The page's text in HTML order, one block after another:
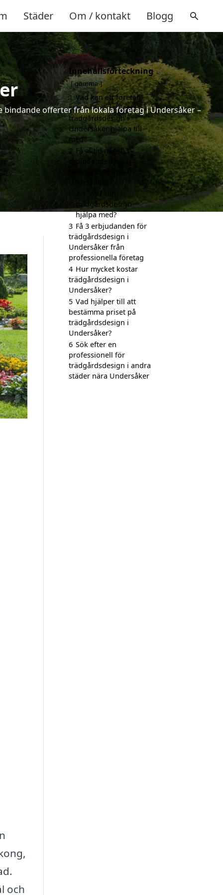
Städer Om / kontakt Blogg
offerter från lokala företag i Undersåker –
och
Innehållsförteckning
gömma
1 Vad kan ett företag
som är specialiserat på
trädgårdsdesign i
Undersåker hjälpa till
med?
2 Få alltid minst 3
erbjudanden för
Vad kan
trädgårdsdesign
hjälpa med?
3 Få 3 erbjudanden för
trädgårdsdesign i
Undersåker från
professionella företag
4 Hur mycket kostar
trädgårdsdesign i
Undersåker?
5 Vad hjälper till att
bestämma priset på
trädgårdsdesign i
Undersåker?
6 Sök efter en
professionell för
trädgårdsdesign i andra
städer nära Undersåker